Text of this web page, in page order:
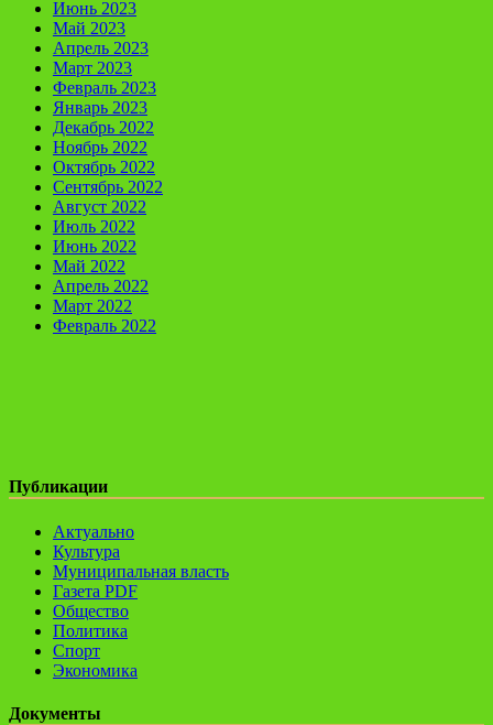
Июнь 2023
Май 2023
Апрель 2023
Март 2023
Февраль 2023
Январь 2023
Декабрь 2022
Ноябрь 2022
Октябрь 2022
Сентябрь 2022
Август 2022
Июль 2022
Июнь 2022
Май 2022
Апрель 2022
Март 2022
Февраль 2022
Публикации
Актуально
Культура
Муниципальная власть
Газета PDF
Общество
Политика
Спорт
Экономика
Документы